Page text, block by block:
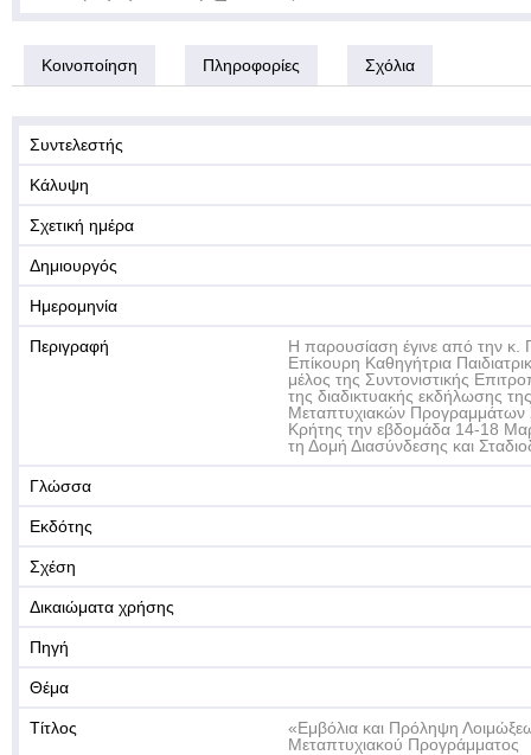
Κοινοποίηση Πληροφορίες Σχόλια
Συντελεστής
Κάλυψη
Σχετική ημέρα
Δημιουργός
Ημερομηνία
Περιγραφή
Η παρουσίαση έγινε από την κ.
Επίκουρη Καθηγήτρια
μέλος της Συντονιστικής
της διαδικτυακής εκδήλωσης
Μεταπτυχιακών
Κρήτης την εβδομάδα 14-18
τη Δομή Διασύνδεσης και
Γλώσσα
Εκδότης
Σχέση
Δικαιώματα χρήσης
Πηγή
Θέμα
Τίτλος
«Εμβόλια και Πρόληψη
Μεταπτυχιακού Προγράμματος